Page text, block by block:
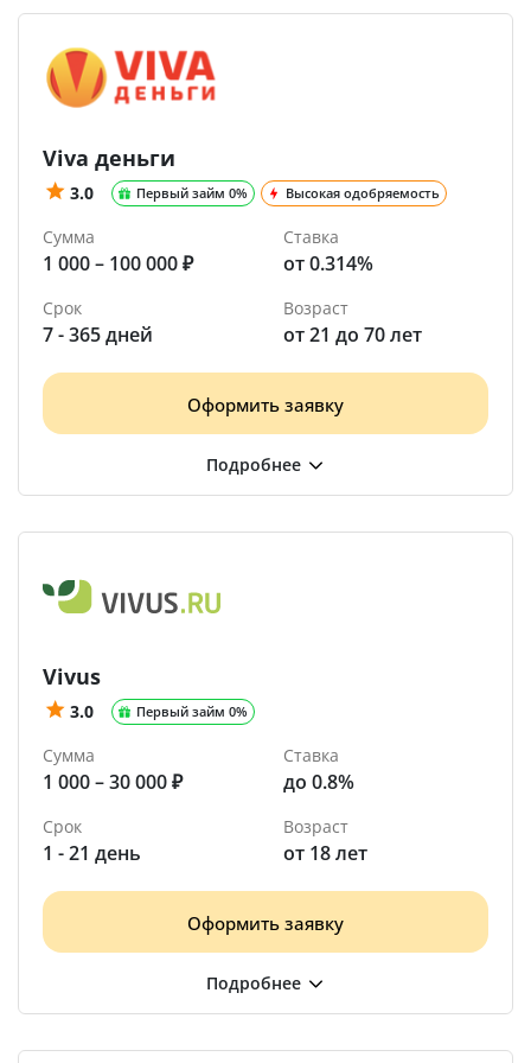
Viva деньги
3.0 Первый займ 0% Высокая одобряемость
Сумма
1 000 – 100 000 ₽
Ставка
от 0.314%
Срок
7 - 365 дней
Возраст
от 21 до 70 лет
Оформить заявку
Vivus
3.0 Первый займ 0%
Сумма
1 000 – 30 000 ₽
Ставка
до 0.8%
Срок
1 - 21 день
Возраст
от 18 лет
Оформить заявку